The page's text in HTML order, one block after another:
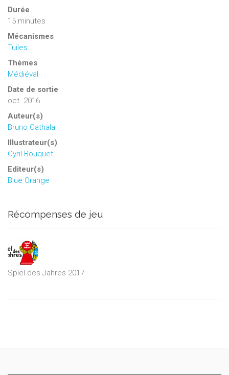
Durée
15 minutes
Mécanismes
Tuiles
Thèmes
Médiéval
Date de sortie
oct. 2016
Auteur(s)
Bruno Cathala
Illustrateur(s)
Cyril Bouquet
Editeur(s)
Blue Orange
Récompenses de jeu
Spiel des Jahres 2017